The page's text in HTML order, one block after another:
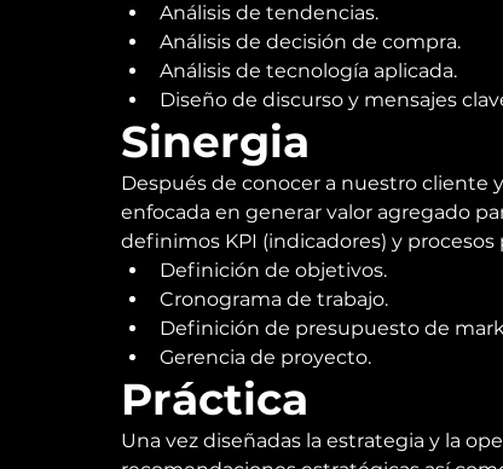
Análisis de tendencias.
Análisis de decisión de compra.
Análisis de tecnología aplicada.
Diseño de discurso y mensajes
Sinergia
Después de conocer a nuestro cliente
enfocada en generar valor agregado
definimos KPI (indicadores) y
Definición de objetivos.
Cronograma de trabajo.
Definición de presupuesto de
Gerencia de proyecto.
Práctica
Una vez diseñadas la estrategia y la